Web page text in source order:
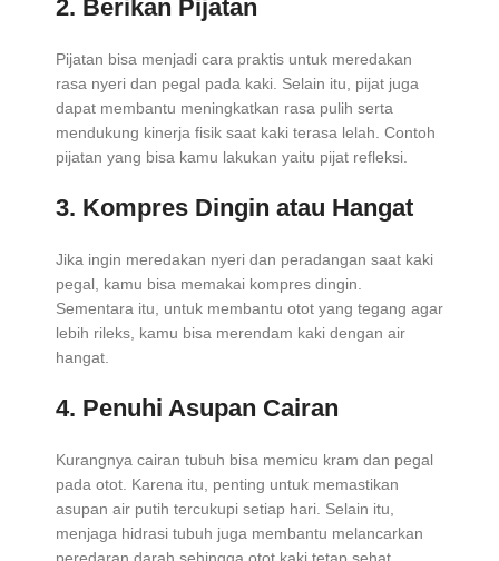
2. Berikan Pijatan
Pijatan bisa menjadi cara praktis untuk meredakan
rasa nyeri dan pegal pada kaki. Selain itu, pijat juga
dapat membantu meningkatkan rasa pulih serta
mendukung kinerja fisik saat kaki terasa lelah. Contoh
pijatan yang bisa kamu lakukan yaitu pijat refleksi.
3. Kompres Dingin atau Hangat
Jika ingin meredakan nyeri dan peradangan saat kaki
pegal, kamu bisa memakai kompres dingin.
Sementara itu, untuk membantu otot yang tegang agar
lebih rileks, kamu bisa merendam kaki dengan air
hangat.
4. Penuhi Asupan Cairan
Kurangnya cairan tubuh bisa memicu kram dan pegal
pada otot. Karena itu, penting untuk memastikan
asupan air putih tercukupi setiap hari. Selain itu,
menjaga hidrasi tubuh juga membantu melancarkan